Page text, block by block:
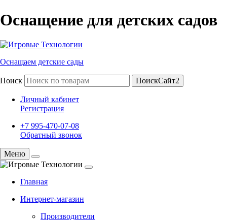
Оснащение для детских садов
Оснащаем детские сады
Поиск ПоискСайт2
Личный кабинет
Регистрация
+7 995-470-07-08
Обратный звонок
Меню
Главная
Интернет-магазин
Производители